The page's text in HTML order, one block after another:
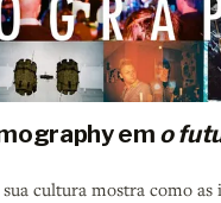
em o
cultura mostra como as